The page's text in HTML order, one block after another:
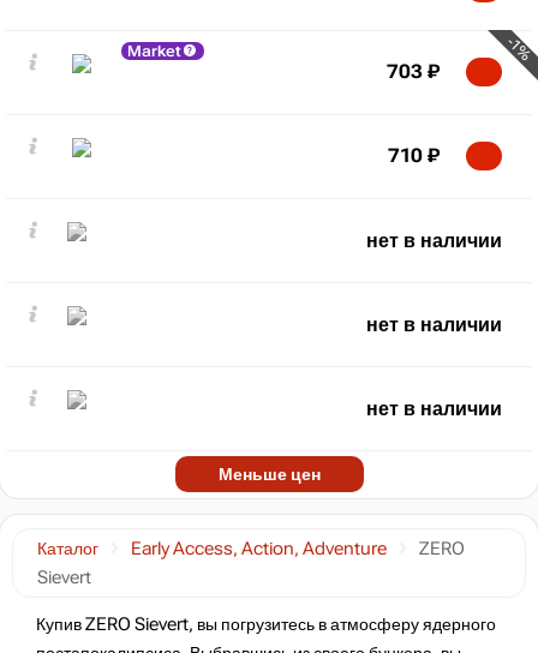
Каталог Early Access, Action, Adventure
ZERO
Sievert
Купив ZERO Sievert, вы погрузитесь в атмосферу ядерного
Market -1%
703 ₽
710 ₽
нет в наличии
нет в наличии
нет в наличии
Меньше цен